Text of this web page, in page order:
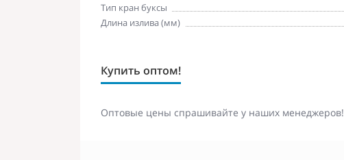
Тип кран буксы
Длина излива (мм)
Купить оптом!
Оптовые цены спрашивайте у наших менеджеров!